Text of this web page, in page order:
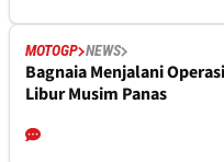
MOTOGP NEWS
Bagnaia Menjalani
Libur Musim Panas